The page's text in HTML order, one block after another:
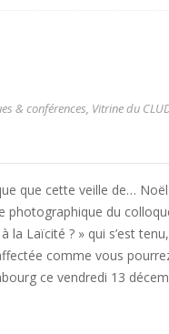
& conférences, Vitrine du
que cette veille de…
photographique du
la Laïcité ? » qui s’est
comme vous
ce vendredi 13